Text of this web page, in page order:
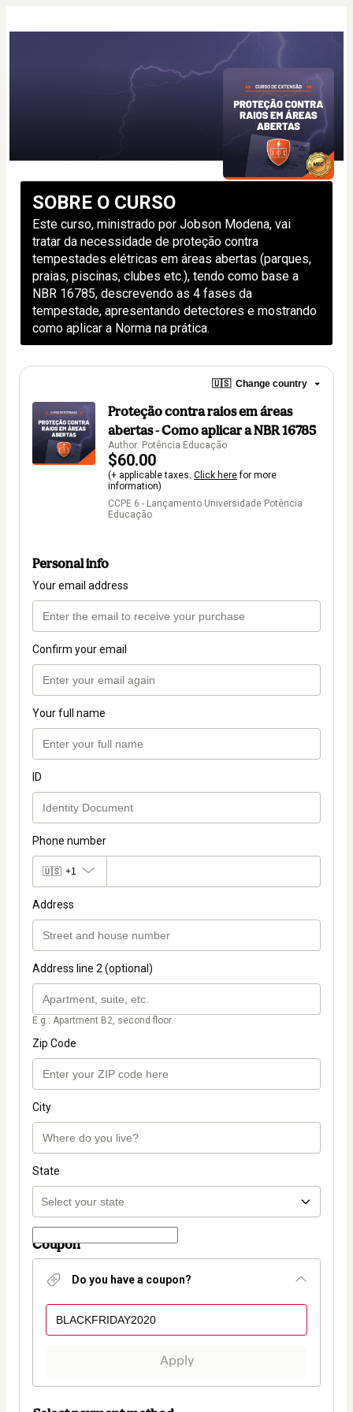
SOBRE O CURSO
Este curso, ministrado por Jobson Modena, vai
tratar da necessidade de proteção contra
tempestades elétricas em áreas abertas (parques,
praias, piscinas, clubes etc.), tendo como base a
NBR 16785, descrevendo as 4 fases da
tempestade, apresentando detectores e mostrando
como aplicar a Norma na prática.
🇺🇸 Change country
Proteção contra raios em áreas
abertas - Como aplicar a NBR 16785
Author: Potência Educação
$60.00
(+ applicable taxes. Click herefor more
information)
CCPE 6 - Lançamento Universidade Potência
Educação
Personal info
Your email address
Confirm your email
Your full name
ID
Phone number
🇺🇸 +1
Address
Address line 2 (optional)
E.g.: Apartment B2, second floor.
Zip Code
City
State
Coupon
Do you have a coupon?
Apply